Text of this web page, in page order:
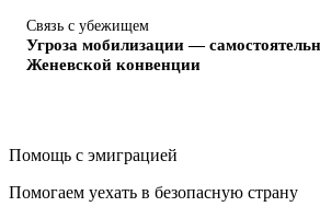
Связь с убежищем
Угроза мобилизации —
Женевской конвенции
Помощь с эмиграцией
Помогаем уехать в безопасную страну